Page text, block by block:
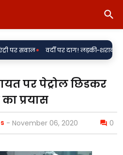
वर्दी पर दाग! लड़की-शराब की मांग और
पर पेट्रोल छिडकर
प्रयास
- November 06, 2020 0